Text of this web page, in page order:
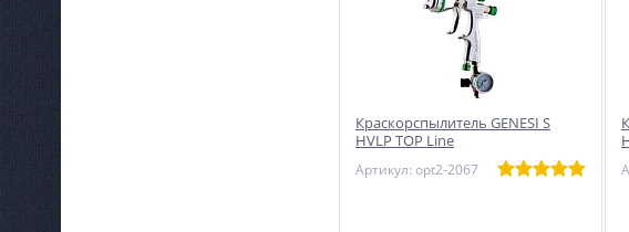
Краскорспылитель GENESI S
HVLP TOP Line
Артикул: opt2-2067